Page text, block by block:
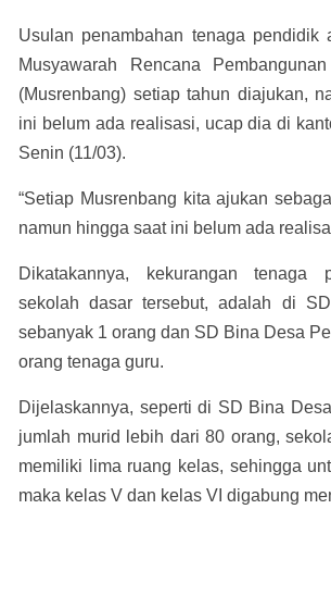
Usulan penambahan tenaga pendidik
Musyawarah Rencana
(Musrenbang) setiap tahun diajukan,
ini belum ada realisasi, ucap dia di
Senin (11/03).
“Setiap Musrenbang kita ajukan
namun hingga saat ini belum ada
Dikatakannya, kekurangan
sekolah dasar tersebut, adalah di
sebanyak 1 orang dan SD Bina Desa
orang tenaga guru.
Dijelaskannya, seperti di SD Bina
jumlah murid lebih dari 80 orang,
memiliki lima ruang kelas, sehingga
maka kelas V dan kelas VI digabung